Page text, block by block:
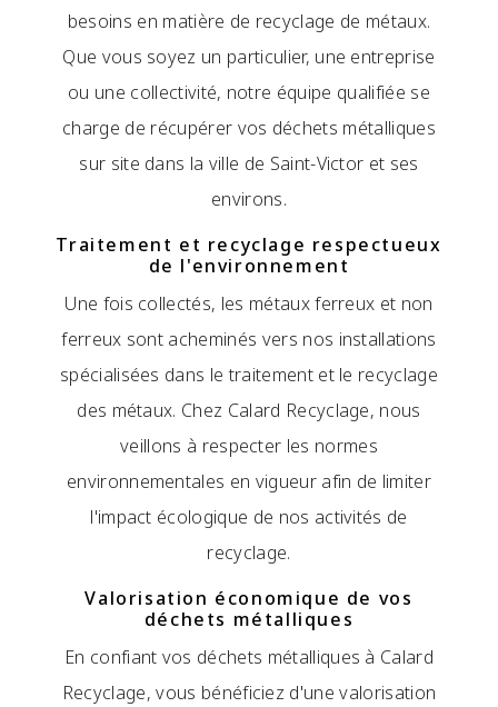
besoins en matière de recyclage de métaux.
Que vous soyez un particulier, une entreprise
ou une collectivité, notre équipe qualifiée se
charge de récupérer vos déchets métalliques
sur site dans la ville de Saint-Victor et ses
environs.
Traitement et recyclage respectueux
de l'environnement
Une fois collectés, les métaux ferreux et non
ferreux sont acheminés vers nos installations
spécialisées dans le traitement et le recyclage
des métaux. Chez Calard Recyclage, nous
veillons à respecter les normes
environnementales en vigueur afin de limiter
l'impact écologique de nos activités de
recyclage.
Valorisation économique de vos
déchets métalliques
En confiant vos déchets métalliques à Calard
Recyclage, vous bénéficiez d'une valorisation